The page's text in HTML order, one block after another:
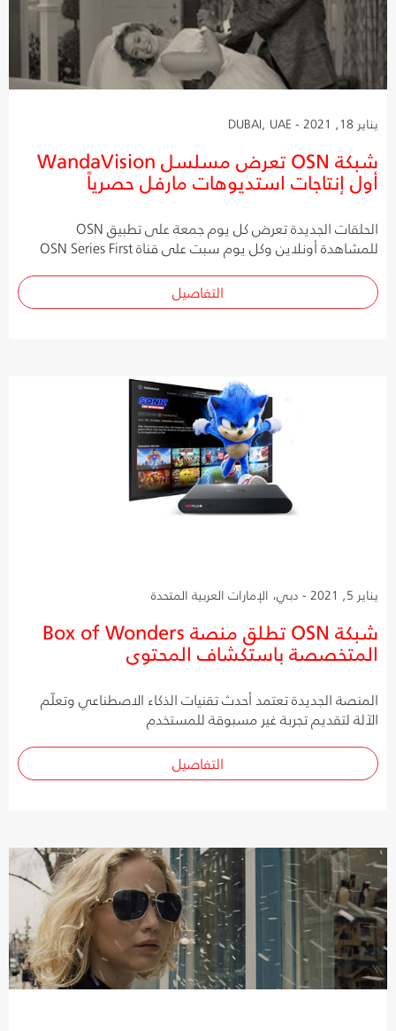
يناير 18, 2021 - DUBAI, UAE
شبكة OSN تعرض مسلسل WandaVision
أول إنتاجات استديوهات مارفل حصرياً
الحلقات الجديدة تعرض كل يوم جمعة على تطبيق OSN
للمشاهدة أونلاين وكل يوم سبت على قناة OSN Series First
التفاصيل
يناير 5, 2021 - دبي، الإمارات العربية المتحدة
شبكة OSN تطلق منصة Box of Wonders
المتخصصة باستكشاف المحتوى
المنصة الجديدة تعتمد أحدث تقنيات الذكاء الاصطناعي وتعلّم
الآلة لتقديم تجربة غير مسبوقة للمستخدم
التفاصيل